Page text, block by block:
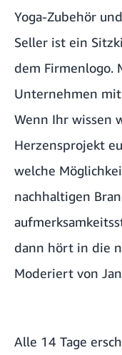
Yoga-Zubehör
Seller ist ein
dem Firmenlogo.
Unternehmen
Wenn Ihr wissen
Herzensprojekt
welche
nachhaltigen
dann hört in die
Moderiert von
Alle 14 Tage